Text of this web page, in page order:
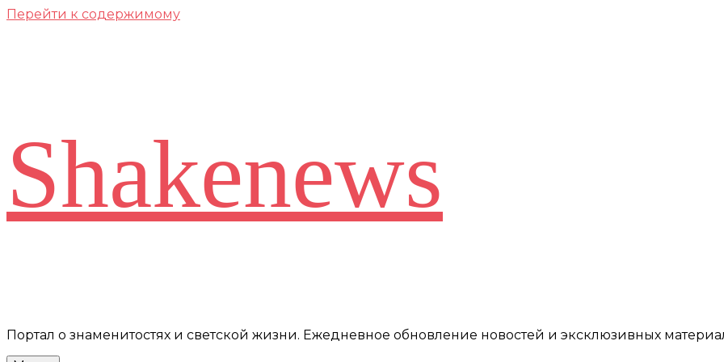
Перейти к содержимому
Shakenews
Портал о знаменитостях и светской жизни. Ежедневное обновление новостей и эксклюзивных